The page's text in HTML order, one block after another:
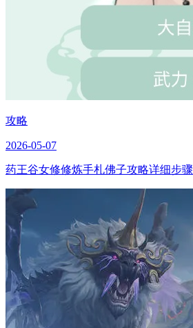
攻略
2026-05-07
药王谷女修修炼手札佛子攻略详细步骤